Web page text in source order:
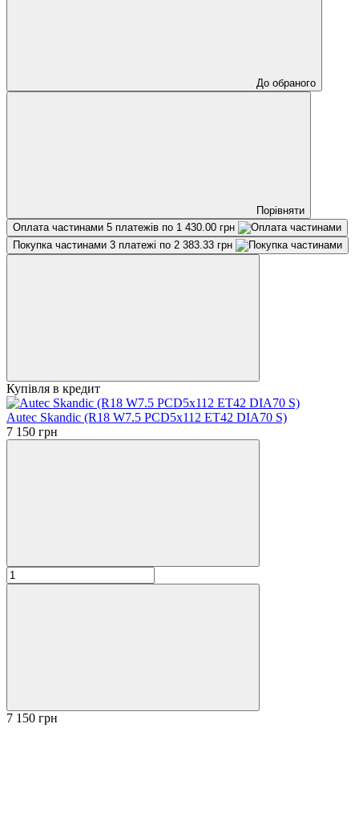
До обраного
Порівняти
Оплата частинами 5 платежів по 1 430.00 грн
Покупка частинами 3 платежі по 2 383.33 грн
Купівля в кредит
Autec Skandic (R18 W7.5 PCD5x112 ET42 DIA70 S)
7 150 грн
7 150 грн